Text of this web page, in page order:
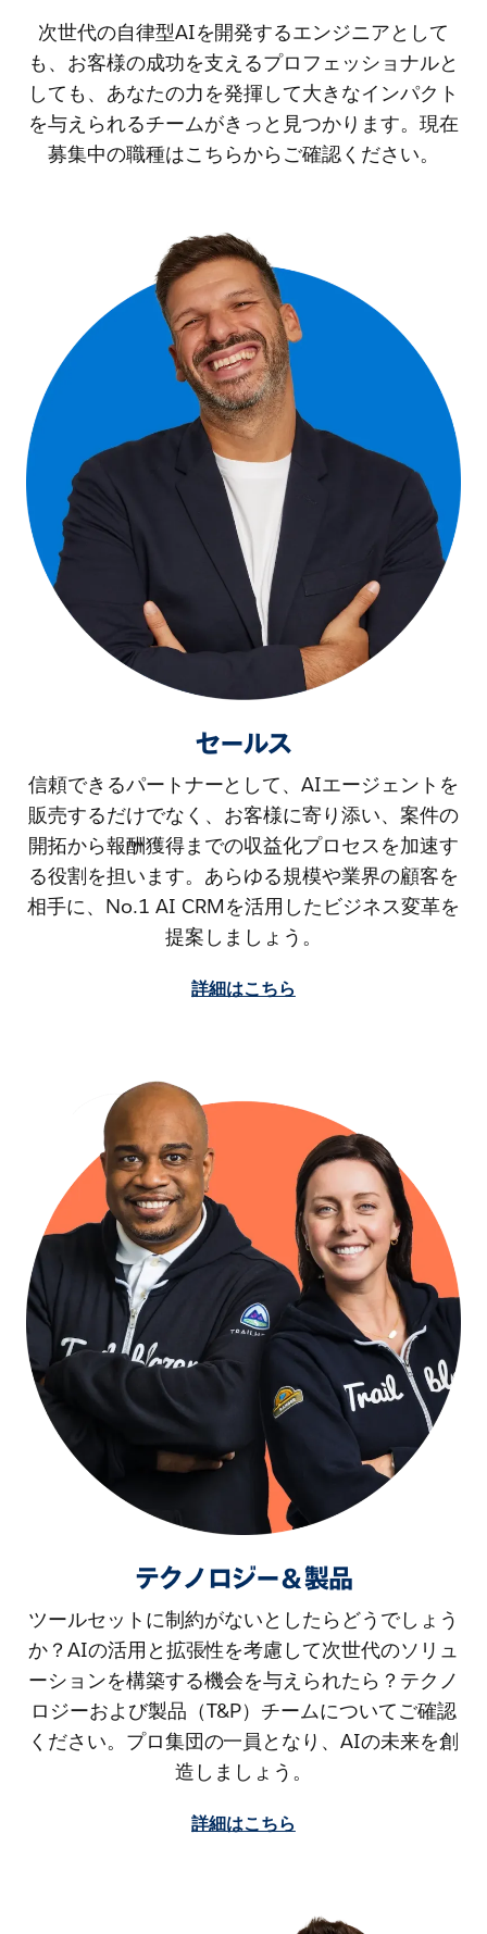
次世代の自律型AIを開発するエンジニアとして
も、お客様の成功を支えるプロフェッショナルと
しても、あなたの力を発揮して大きなインパクト
を与えられるチームがきっと見つかります。現在
募集中の職種はこちらからご確認ください。
セールス
信頼できるパートナーとして、AIエージェントを
販売するだけでなく、お客様に寄り添い、案件の
開拓から報酬獲得までの収益化プロセスを加速す
る役割を担います。あらゆる規模や業界の顧客を
相手に、No.1 AI CRMを活用したビジネス変革を
提案しましょう。
詳細はこちら
テクノロジー＆製品
ツールセットに制約がないとしたらどうでしょう
か？AIの活用と拡張性を考慮して次世代のソリュ
ーションを構築する機会を与えられたら？テクノ
ロジーおよび製品（T&P）チームについてご確認
ください。プロ集団の一員となり、AIの未来を創
造しましょう。
詳細はこちら